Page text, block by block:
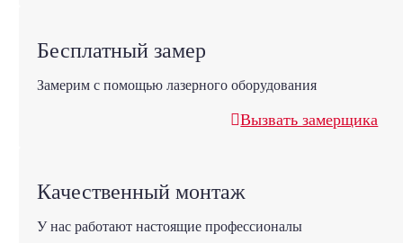
Бесплатный замер
Замерим с помощью лазерного оборудования
Вызвать замерщика
Качественный монтаж
У нас работают настоящие профессионалы